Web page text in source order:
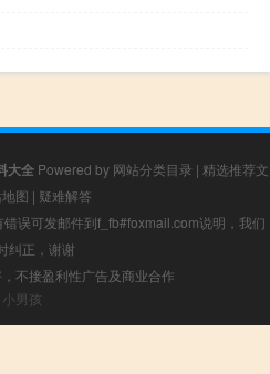
大全Powered by 网站分类目录 | 精选推荐文
图 | 疑难解答
误可发邮件到f_fb#foxmail.com说明，我们
纠正，谢谢
不接盈利性广告及商业合作
小男孩